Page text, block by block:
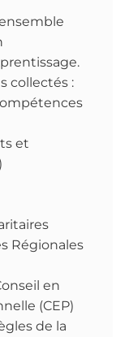
collectés :
et
Régionales
en
(CEP)
de la